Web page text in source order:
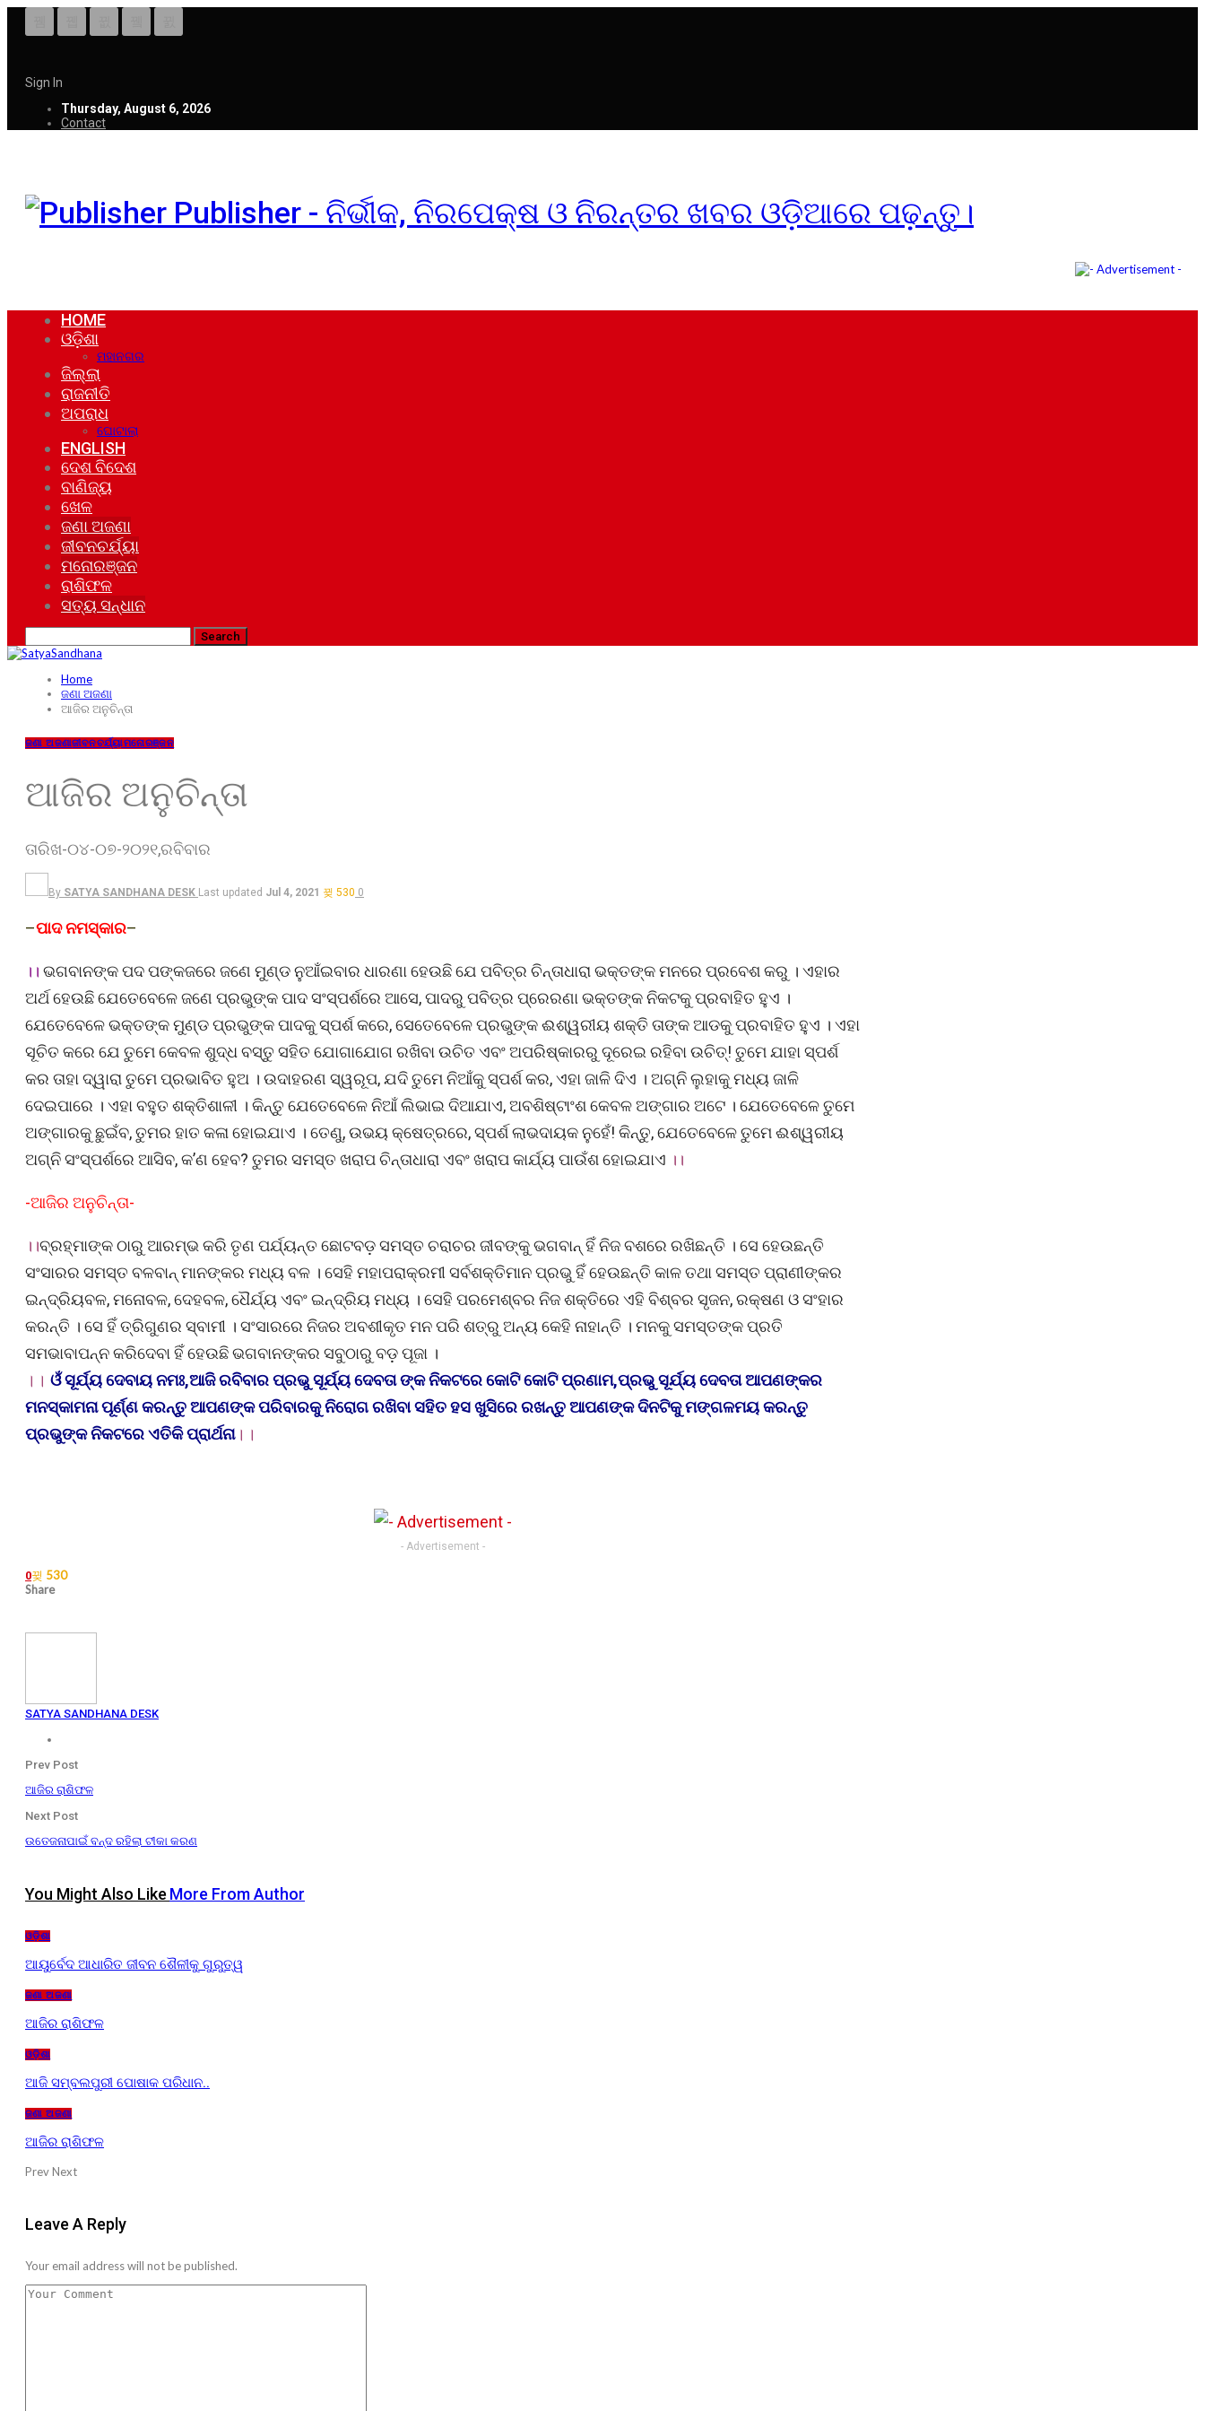
Sign In
Thursday, August 6, 2026
Contact
Publisher - ନିର୍ଭୀକ, ନିରପେକ୍ଷ ଓ ନିରନ୍ତର ଖବର ଓଡ଼ିଆରେ ପଢ଼ନ୍ତୁ।
HOME
ଓଡ଼ିଶା
ମହାନଗର
ଜିଲ୍ଲା
ରାଜନୀତି
ଅପରାଧ
ଘୋଟାଲା
ENGLISH
ଦେଶ ବିଦେଶ
ବାଣିଜ୍ୟ
ଖେଳ
ଜଣା ଅଜଣା
ଜୀବନଚର୍ଯ୍ୟା
ମନୋରଞ୍ଜନ
ରାଶିଫଳ
ସତ୍ୟ ସନ୍ଧାନ
Home
ଜଣା ଅଜଣା
ଆଜିର ଅନୁଚିନ୍ତା
ଜଣା ଅଜଣାଜୀବନଚର୍ଯ୍ୟାମନୋରଞ୍ଜନ
ଆଜିର ଅନୁଚିନ୍ତା
ତାରିଖ-୦୪-୦୭-୨୦୨୧,ରବିବାର
By SATYA SANDHANA DESK Last updated Jul 4, 2021 530 0
–ପାଦନମସ୍କାର–
।। ଭଗବାନଙ୍କ ପଦ ପଙ୍କଜରେ ଜଣେ ମୁଣ୍ଡ ନୁଆଁଇବାର ଧାରଣା ହେଉଛି ଯେ ପବିତ୍ର ଚିନ୍ତାଧାରା ଭକ୍ତଙ୍କ ମନରେ ପ୍ରବେଶ କରୁ । ଏହାର
ଅର୍ଥ ହେଉଛି ଯେତେବେଳେ ଜଣେ ପ୍ରଭୁଙ୍କ ପାଦ ସଂସ୍ପର୍ଶରେ ଆସେ, ପାଦରୁ ପବିତ୍ର ପ୍ରେରଣା ଭକ୍ତଙ୍କ ନିକଟକୁ ପ୍ରବାହିତ ହୁଏ ।
ଯେତେବେଳେ ଭକ୍ତଙ୍କ ମୁଣ୍ଡ ପ୍ରଭୁଙ୍କ ପାଦକୁ ସ୍ପର୍ଶ କରେ, ସେତେବେଳେ ପ୍ରଭୁଙ୍କ ଈଶ୍ୱରୀୟ ଶକ୍ତି ତାଙ୍କ ଆଡକୁ ପ୍ରବାହିତ ହୁଏ । ଏହା
ସୂଚିତ କରେ ଯେ ତୁମେ କେବଳ ଶୁଦ୍ଧ ବସ୍ତୁ ସହିତ ଯୋଗାଯୋଗ ରଖିବା ଉଚିତ ଏବଂ ଅପରିଷ୍କାରରୁ ଦୂରେଇ ରହିବା ଉଚିତ୍! ତୁମେ ଯାହା ସ୍ପର୍ଶ
କର ତାହା ଦ୍ୱାରା ତୁମେ ପ୍ରଭାବିତ ହୁଅ । ଉଦାହରଣ ସ୍ୱରୂପ, ଯଦି ତୁମେ ନିଆଁକୁ ସ୍ପର୍ଶ କର, ଏହା ଜାଳି ଦିଏ । ଅଗ୍ନି ଲୁହାକୁ ମଧ୍ୟ ଜାଳି
ଦେଇପାରେ । ଏହା ବହୁତ ଶକ୍ତିଶାଳୀ । କିନ୍ତୁ ଯେତେବେଳେ ନିଆଁ ଲିଭାଇ ଦିଆଯାଏ, ଅବଶିଷ୍ଟାଂଶ କେବଳ ଅଙ୍ଗାର ଅଟେ । ଯେତେବେଳେ ତୁମେ
ଅଙ୍ଗାରକୁ ଛୁଇଁବ, ତୁମର ହାତ କଳା ହୋଇଯାଏ । ତେଣୁ, ଉଭୟ କ୍ଷେତ୍ରରେ, ସ୍ପର୍ଶ ଲାଭଦାୟକ ନୁହେଁ! କିନ୍ତୁ, ଯେତେବେଳେ ତୁମେ ଈଶ୍ୱରୀୟ
ଅଗ୍ନି ସଂସ୍ପର୍ଶରେ ଆସିବ, କ’ଣ ହେବ? ତୁମର ସମସ୍ତ ଖରାପ ଚିନ୍ତାଧାରା ଏବଂ ଖରାପ କାର୍ଯ୍ୟ ପାଉଁଶ ହୋଇଯାଏ ।।
-ଆଜିର ଅନୁଚିନ୍ତା-
।।ବ୍ରହ୍ମାଙ୍କ ଠାରୁ ଆରମ୍ଭ କରି ତୃଣ ପର୍ଯ୍ୟନ୍ତ ଛୋଟବଡ଼ ସମସ୍ତ ଚରାଚର ଜୀବଙ୍କୁ ଭଗବାନ୍ ହିଁ ନିଜ ବଶରେ ରଖିଛନ୍ତି । ସେ ହେଉଛନ୍ତି
ସଂସାରର ସମସ୍ତ ବଳବାନ୍ ମାନଙ୍କର ମଧ୍ୟ ବଳ । ସେହି ମହାପରାକ୍ରମୀ ସର୍ବଶକ୍ତିମାନ ପ୍ରଭୁ ହିଁ ହେଉଛନ୍ତି କାଳ ତଥା ସମସ୍ତ ପ୍ରାଣୀଙ୍କର
ଇନ୍ଦ୍ରିୟବଳ, ମନୋବଳ, ଦେହବଳ, ଧୈର୍ଯ୍ୟ ଏବଂ ଇନ୍ଦ୍ରିୟ ମଧ୍ୟ । ସେହି ପରମେଶ୍ବର ନିଜ ଶକ୍ତିରେ ଏହି ବିଶ୍ବର ସୃଜନ, ରକ୍ଷଣ ଓ ସଂହାର
କରନ୍ତି । ସେ ହିଁ ତ୍ରିଗୁଣର ସ୍ବାମୀ । ସଂସାରରେ ନିଜର ଅବଶୀକୃତ ମନ ପରି ଶତ୍ରୁ ଅନ୍ୟ କେହି ନାହାନ୍ତି । ମନକୁ ସମସ୍ତଙ୍କ ପ୍ରତି
ସମଭାବାପନ୍ନ କରିଦେବା ହିଁ ହେଉଛି ଭଗବାନଙ୍କର ସବୁଠାରୁ ବଡ଼ ପୂଜା ।
।। ଓଁ ସୂର୍ଯ୍ୟ ଦେବାୟ ନମଃ,ଆଜି ରବିବାର ପ୍ରଭୁ ସୂର୍ଯ୍ୟ ଦେବତା ଙ୍କ ନିକଟରେ କୋଟି କୋଟି ପ୍ରଣାମ,ପ୍ରଭୁ ସୂର୍ଯ୍ୟ ଦେବତା ଆପଣଙ୍କର
ମନସ୍କାମନା ପୂର୍ଣ୍ଣ କରନ୍ତୁ ଆପଣଙ୍କ ପରିବାରକୁ ନିରୋଗ ରଖିବା ସହିତ ହସ ଖୁସିରେ ରଖନ୍ତୁ ଆପଣଙ୍କ ଦିନଟିକୁ ମଙ୍ଗଳମୟ କରନ୍ତୁ
ପ୍ରଭୁଙ୍କ ନିକଟରେ ଏତିକି ପ୍ରାର୍ଥନା।।
- Advertisement -
0
530
Share
SATYA SANDHANA DESK
Prev Post
ଆଜିର ରାଶିଫଳ
Next Post
ଉତେଜନାପାଇଁ ବନ୍ଦ ରହିଲା ଟୀକା କରଣ
You Might Also Like More From Author
ଓଡ଼ିଶା
ଆୟୁର୍ବେଦ ଆଧାରିତ ଜୀବନ ଶୈଳୀକୁ ଗୁରୁତ୍ୱ
ଜଣା ଅଜଣା
ଆଜିର ରାଶିଫଳ
ଓଡ଼ିଶା
ଆଜି ସମ୍ବଲପୁରୀ ପୋଷାକ ପରିଧାନ..
ଜଣା ଅଜଣା
ଆଜିର ରାଶିଫଳ
PrevNext
Leave A Reply
Your email address will not be published.